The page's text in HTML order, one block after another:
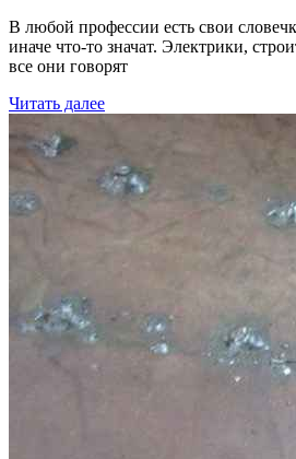
В любой профессии есть свои
иначе что-то значат. Электрики,
все они говорят
Читать далее